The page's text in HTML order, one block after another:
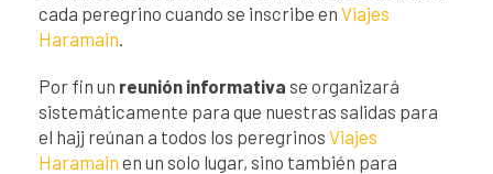
cada peregrino cuando se inscribe en Viajes
Haramain
Por fin un reunión informativa se organizará
sistemáticamente para que nuestras salidas para
el hajj reúnan a todos los peregrinos Viajes
Haramain en un solo lugar, sino también para